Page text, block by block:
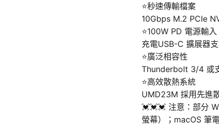
⭐秒速傳輸檔案
10Gbps M.2 PCIe
⭐100W PD 電源輸入
充電USB-C 擴展器
⭐廣泛相容性
Thunderbolt 3/4 或
⭐高效散熱系統
UMD23M 採用先進
💓💓💓 注意：部分
螢幕）；macOS 筆